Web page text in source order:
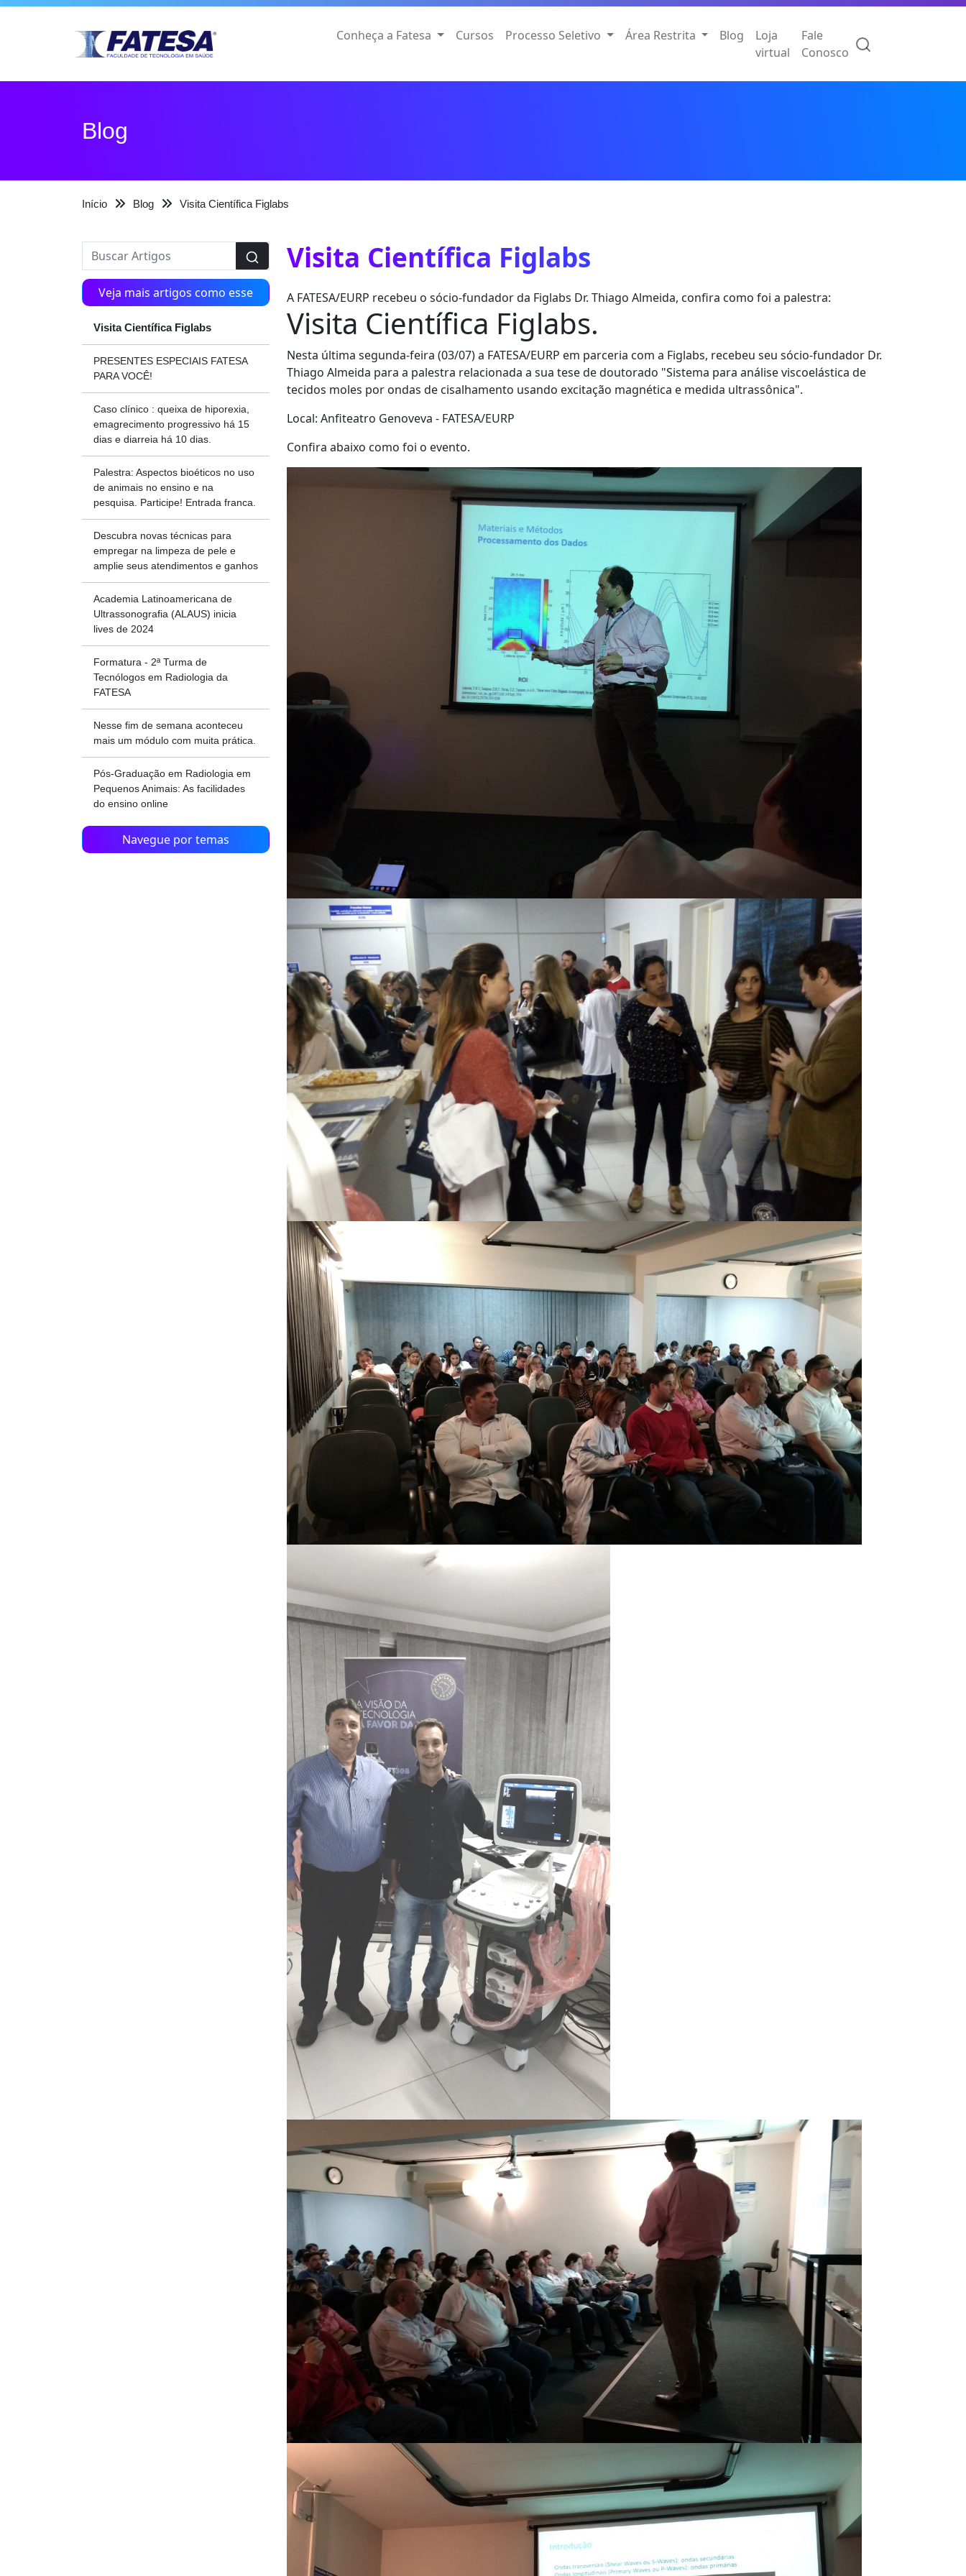
Conheça a Fatesa Cursos Processo Seletivo Área Restrita Blog
Loja
virtual
Fale
Conosco
Blog
Início Blog Visita Científica Figlabs
Veja mais artigos como esse
Visita Científica Figlabs
PRESENTES ESPECIAIS FATESA
PARA VOCÊ!
Caso clínico : queixa de hiporexia,
emagrecimento progressivo há 15
dias e diarreia há 10 dias.
Palestra: Aspectos bioéticos no uso
de animais no ensino e na
pesquisa. Participe! Entrada franca.
Descubra novas técnicas para
empregar na limpeza de pele e
amplie seus atendimentos e ganhos
Academia Latinoamericana de
Ultrassonografia (ALAUS) inicia
lives de 2024
Formatura - 2ª Turma de
Tecnólogos em Radiologia da
FATESA
Nesse fim de semana aconteceu
mais um módulo com muita prática.
Pós-Graduação em Radiologia em
Pequenos Animais: As facilidades
do ensino online
Navegue por temas
Visita Científica Figlabs
A FATESA/EURP recebeu o sócio-fundador da Figlabs Dr. Thiago Almeida, confira como foi a palestra:
Visita Científica Figlabs.
Nesta última segunda-feira (03/07) a FATESA/EURP em parceria com a Figlabs, recebeu seu sócio-fundador Dr.
Thiago Almeida para a palestra relacionada a sua tese de doutorado "Sistema para análise viscoelástica de
tecidos moles por ondas de cisalhamento usando excitação magnética e medida ultrassônica".
Local: Anfiteatro Genoveva - FATESA/EURP
Confira abaixo como foi o evento.